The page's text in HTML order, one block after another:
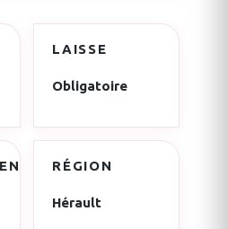
LAISSE
Obligatoire
RÉGION
Hérault